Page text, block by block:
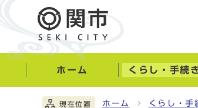
ホーム くらし・手続
現在位置 ホーム くらし・手